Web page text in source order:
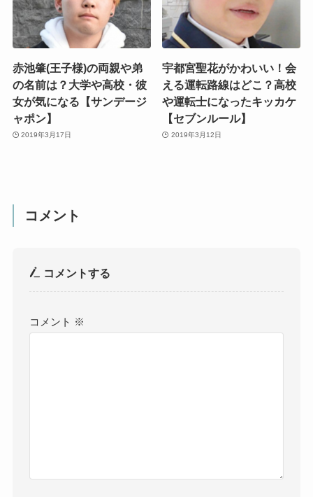
赤池肇(王子様)の両親や弟
の名前は？大学や高校・彼
女が気になる【サンデージ
ャポン】
2019年3月17日
宇都宮聖花がかわいい！会
える運転路線はどこ？高校
や運転士になったキッカケ
【セブンルール】
2019年3月12日
コメント
コメントする
コメント ※